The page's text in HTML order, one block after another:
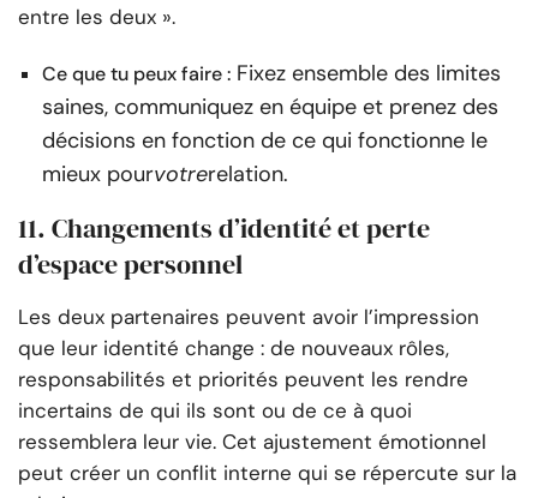
entre les deux ».
Ce que tu peux faire : Fixez ensemble des limites
saines, communiquez en équipe et prenez des
décisions en fonction de ce qui fonctionne le
mieux pourvotrerelation.
11. Changements d’identité et perte
d’espace personnel
Les deux partenaires peuvent avoir l’impression
que leur identité change : de nouveaux rôles,
responsabilités et priorités peuvent les rendre
incertains de qui ils sont ou de ce à quoi
ressemblera leur vie. Cet ajustement émotionnel
peut créer un conflit interne qui se répercute sur la